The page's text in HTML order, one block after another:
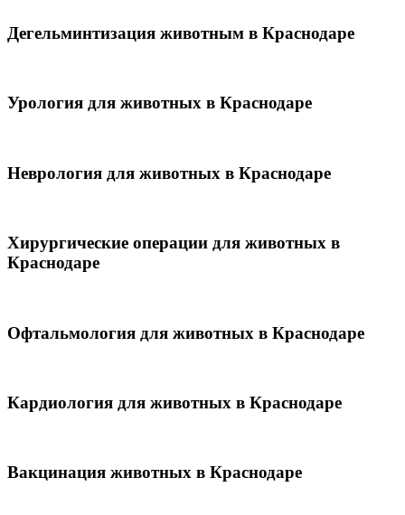
Дегельминтизация животным в Краснодаре
Урология для животных в Краснодаре
Неврология для животных в Краснодаре
Хирургические операции для животных в
Краснодаре
Офтальмология для животных в Краснодаре
Кардиология для животных в Краснодаре
Вакцинация животных в Краснодаре